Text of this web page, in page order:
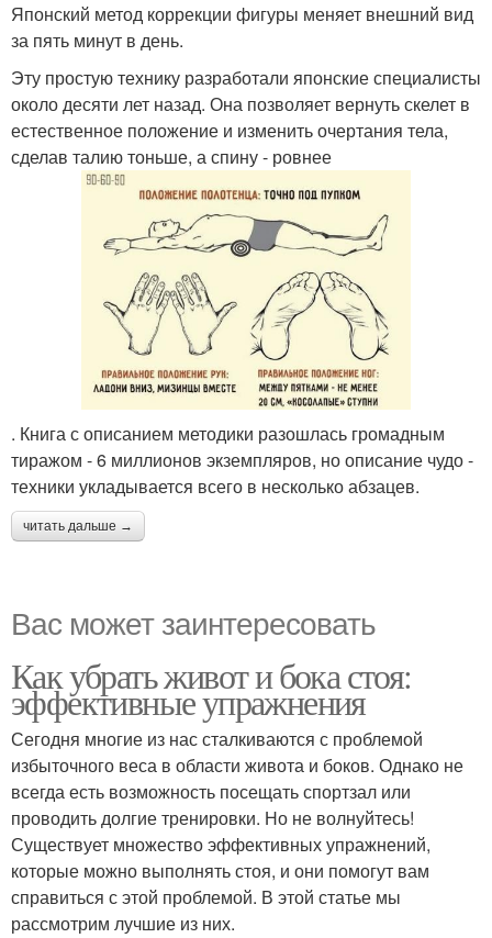
Японский метод коррекции фигуры меняет внешний вид
за пять минут в день.
Эту простую технику разработали японские специалисты
около десяти лет назад. Она позволяет вернуть скелет в
естественное положение и изменить очертания тела,
сделав талию тоньше, а спину - ровнее
. Книга с описанием методики разошлась громадным
тиражом - 6 миллионов экземпляров, но описание чудо -
техники укладывается всего в несколько абзацев.
читать дальше →
Вас может заинтересовать
Как убрать живот и бока стоя:
эффективные упражнения
Сегодня многие из нас сталкиваются с проблемой
избыточного веса в области живота и боков. Однако не
всегда есть возможность посещать спортзал или
проводить долгие тренировки. Но не волнуйтесь!
Существует множество эффективных упражнений,
которые можно выполнять стоя, и они помогут вам
справиться с этой проблемой. В этой статье мы
рассмотрим лучшие из них.